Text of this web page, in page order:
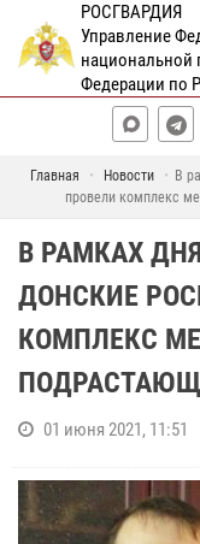
РОСГВАРДИЯ
Управление
национальной
Федерации по
Главная Новости
В
провели комплекс
В РАМКАХ
ДОНСКИЕ
КОМПЛЕКС
01 июня 2021, 11:51